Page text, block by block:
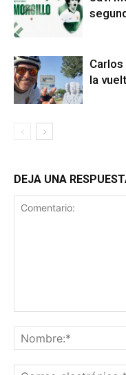
la
DEJA UNA